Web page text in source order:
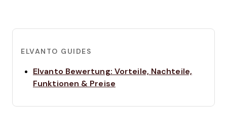
ELVANTO GUIDES
Elvanto Bewertung: Vorteile, Nachteile,
Funktionen & PreiseOpens new window